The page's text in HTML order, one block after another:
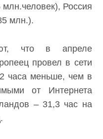
Россия
млн.).
что в апреле
провел в сети
часа меньше, чем в
от Интернета
– 31,3 час на